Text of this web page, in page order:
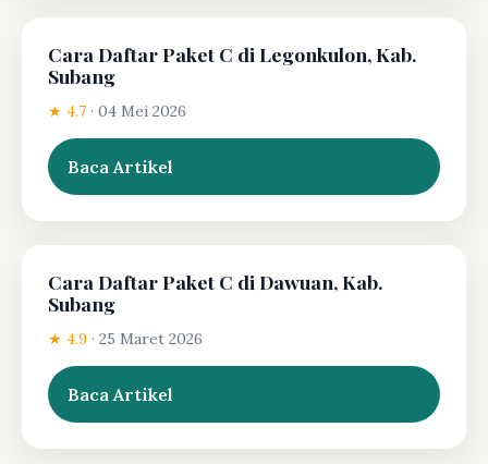
Cara Daftar Paket C di Legonkulon, Kab.
Subang
★ 4.7 · 04 Mei 2026
Baca Artikel
Cara Daftar Paket C di Dawuan, Kab.
Subang
★ 4.9 · 25 Maret 2026
Baca Artikel